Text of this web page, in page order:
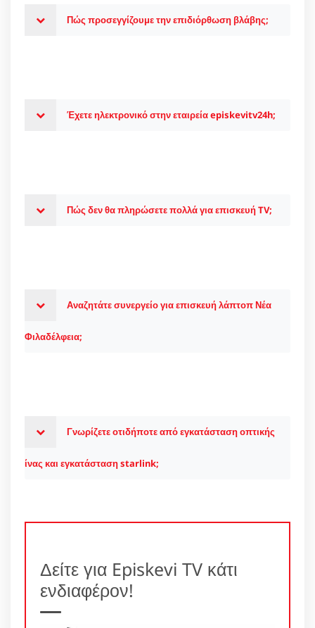
Πώς προσεγγίζουμε την επιδιόρθωση βλάβης;
Έχετε ηλεκτρονικό στην εταιρεία episkevitv24h;
Πώς δεν θα πληρώσετε πολλά για επισκευή TV;
Αναζητάτε συνεργείο για επισκευή λάπτοπ Νέα
Φιλαδέλφεια;
Γνωρίζετε οτιδήποτε από εγκατάσταση οπτικής
ίνας και εγκατάσταση starlink;
Δείτε για Episkevi TV κάτι
ενδιαφέρον!